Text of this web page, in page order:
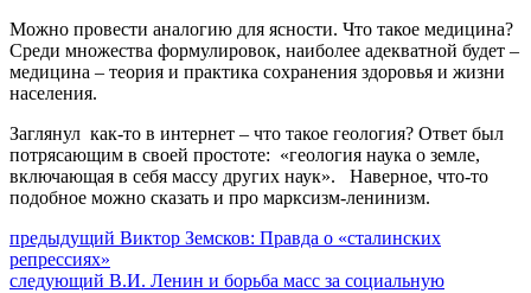
Можно провести аналогию для ясности. Что такое медицина?
Среди множества формулировок, наиболее адекватной будет –
медицина – теория и практика сохранения здоровья и жизни
населения.
Заглянул как-то в интернет – что такое геология? Ответ был
потрясающим в своей простоте: «геология наука о земле,
включающая в себя массу других наук». Наверное, что-то
подобное можно сказать и про марксизм-ленинизм.
Навигация
по
предыдущий Предыдущий
Виктор Земсков: Правда о «сталинских
репрессиях»
следующий Следующее
В.И. Ленин и борьба масс за социальную